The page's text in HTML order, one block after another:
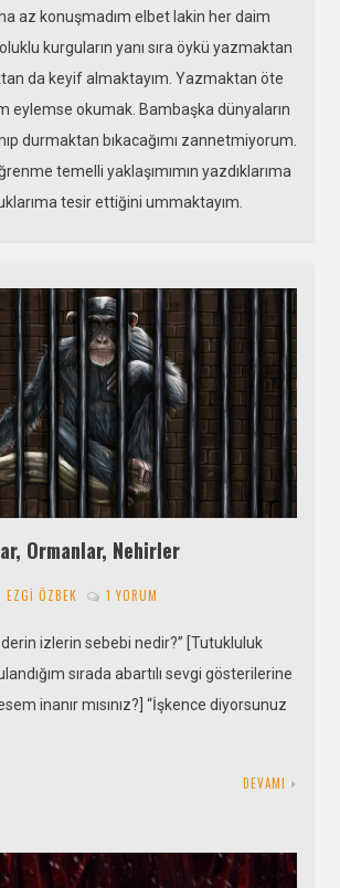
az konuşmadım elbet lakin her daim
kurguların yanı sıra öykü yazmaktan
da keyif almaktayım. Yazmaktan öte
eylemse okumak. Bambaşka dünyaların
durmaktan bıkacağımı zannetmiyorum.
temelli yaklaşımımın yazdıklarıma
tesir ettiğini ummaktayım.
Ormanlar, Nehirler
EZGI ÖZBEK 1 YORUM
izlerin sebebi nedir?” [Tutukluluk
sırada abartılı sevgi gösterilerine
inanır mısınız?] “İşkence diyorsunuz
DEVAMI